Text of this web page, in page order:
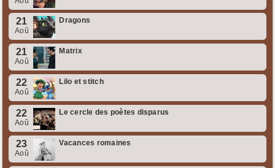
21
Aoû
Dragons
21
Aoû
Matrix
22
Aoû
Lilo et stitch
22
Aoû
Le cercle des poètes disparus
23
Aoû
Vacances romaines